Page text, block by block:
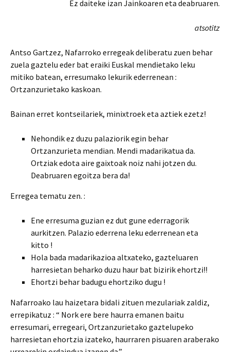
Ez daiteke izan Jainkoaren eta deabruaren.
atsotitz
Antso Gartzez, Nafarroko erregeak deliberatu zuen behar
zuela gaztelu eder bat eraiki Euskal mendietako leku
mitiko batean, erresumako lekurik ederrenean :
Ortzanzurietako kaskoan.
Bainan erret kontseilariek, minixtroek eta aztiek ezetz!
Nehondik ez duzu palaziorik egin behar
Ortzanzurieta mendian. Mendi madarikatua da.
Ortziak edota aire gaixtoak noiz nahi jotzen du.
Deabruaren egoitza bera da!
Erregea tematu zen. :
Ene erresuma guzian ez dut gune ederragorik
aurkitzen. Palazio ederrena leku ederrenean eta
kitto !
Hola bada madarikazioa altxateko, gazteluaren
harresietan beharko duzu haur bat bizirik ehortzi!!
Ehortzi behar badugu ehortziko dugu !
Nafarroako lau haizetara bidali zituen mezulariak zaldiz,
errepikatuz : “ Nork ere bere haurra emanen baitu
erresumari, erregeari, Ortzanzurietako gaztelupeko
harresietan ehortzia izateko, haurraren pisuaren araberako